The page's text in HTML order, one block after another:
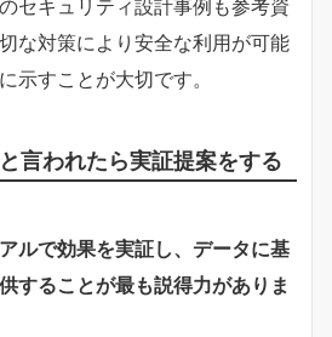
セキュリティ設計事例も参考資
な対策により安全な利用が可能
示すことが大切です。
言われたら実証提案をする
ルで効果を実証し、データに基
することが最も説得力がありま